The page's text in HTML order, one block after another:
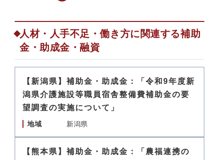
人材・人手不足・働き方に関連する補助
金・助成金・融資
【新潟県】補助金・助成金：「令和9年度新
潟県介護施設等職員宿舎整備費補助金の要
望調査の実施について」
地域 新潟県
【熊本県】補助金・助成金：「農福連携の